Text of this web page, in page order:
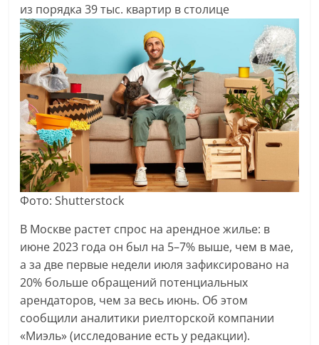
из порядка 39 тыс. квартир в столице
Фото: Shutterstock
В Москве растет спрос на арендное жилье: в
июне 2023 года он был на 5–7% выше, чем в мае,
а за две первые недели июля зафиксировано на
20% больше обращений потенциальных
арендаторов, чем за весь июнь. Об этом
сообщили аналитики риелторской компании
«Миэль» (исследование есть у редакции).